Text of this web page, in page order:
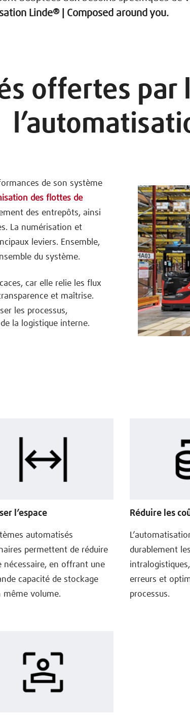
Linde® | Composed around you.
offertes par
de son système
des flottes de
des entrepôts, ainsi
La numérisation et
leviers. Ensemble,
du système.
car elle relie les flux
et maîtrise.
les processus,
la logistique interne.
l’espace
automatisés
permettent de réduire
nécessaire, en offrant une
capacité de stockage
même volume.
Réduire les
durablement
erreurs et
processus.